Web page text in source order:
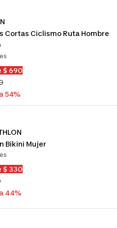
Cortas Ciclismo Ruta Hombre
$ 690
54%
Bikini Mujer
$ 330
44%